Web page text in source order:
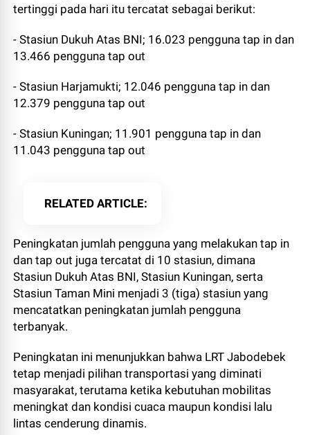
tertinggi pada hari itu tercatat sebagai berikut:
- Stasiun Dukuh Atas BNI; 16.023 pengguna tap in dan
13.466 pengguna tap out
- Stasiun Harjamukti; 12.046 pengguna tap in dan
12.379 pengguna tap out
- Stasiun Kuningan; 11.901 pengguna tap in dan
11.043 pengguna tap out
RELATED ARTICLE
Peningkatan jumlah pengguna yang melakukan tap in
dan tap out juga tercatat di 10 stasiun, dimana
Stasiun Dukuh Atas BNI, Stasiun Kuningan, serta
Stasiun Taman Mini menjadi 3 (tiga) stasiun yang
mencatatkan peningkatan jumlah pengguna
terbanyak.
Peningkatan ini menunjukkan bahwa LRT Jabodebek
tetap menjadi pilihan transportasi yang diminati
masyarakat, terutama ketika kebutuhan mobilitas
meningkat dan kondisi cuaca maupun kondisi lalu
lintas cenderung dinamis.